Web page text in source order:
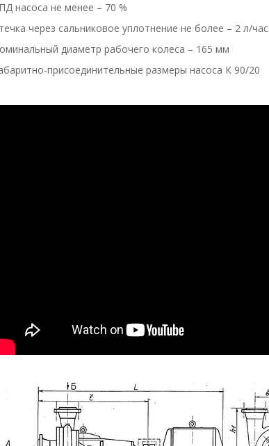
насоса не менее – 70 %
через сальниковое уплотнение не более – 2 л/час
диаметр рабочего колеса – 165 мм
присоединительные размеры насоса К 90/20